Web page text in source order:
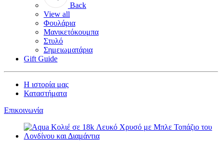
Back
View all
Φουλάρια
Μανικετόκουμπα
Στυλό
Σημειωματάρια
Gift Guide
Η ιστορία μας
Καταστήματα
Επικοινωνία